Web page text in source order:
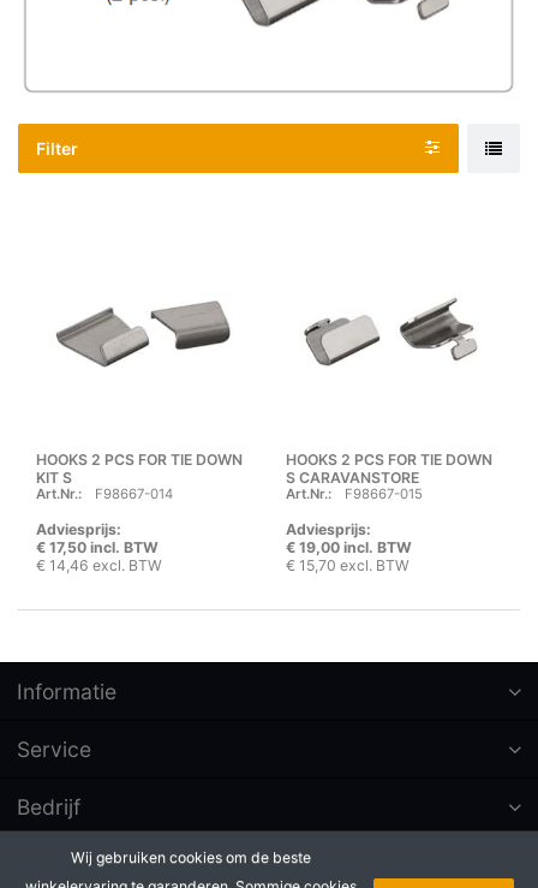
Filter
HOOKS 2 PCS FOR TIE DOWN
KIT S
Art.Nr.: F98667-014
Adviesprijs:
€ 17,50 incl. BTW
€ 14,46 excl. BTW
HOOKS 2 PCS FOR TIE DOWN
S CARAVANSTORE
Art.Nr.: F98667-015
Adviesprijs:
€ 19,00 incl. BTW
€ 15,70 excl. BTW
Informatie
Service
Bedrijf
Abonneer op nieuwsbrieven
Wij gebruiken cookies om de beste